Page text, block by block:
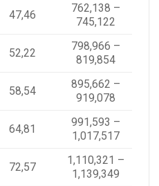
47,46
762,138 –
745,122
52,22
798,966 –
819,854
58,54
895,662 –
919,078
64,81
991,593 –
1,017,517
72,57
1,110,321 –
1,139,349